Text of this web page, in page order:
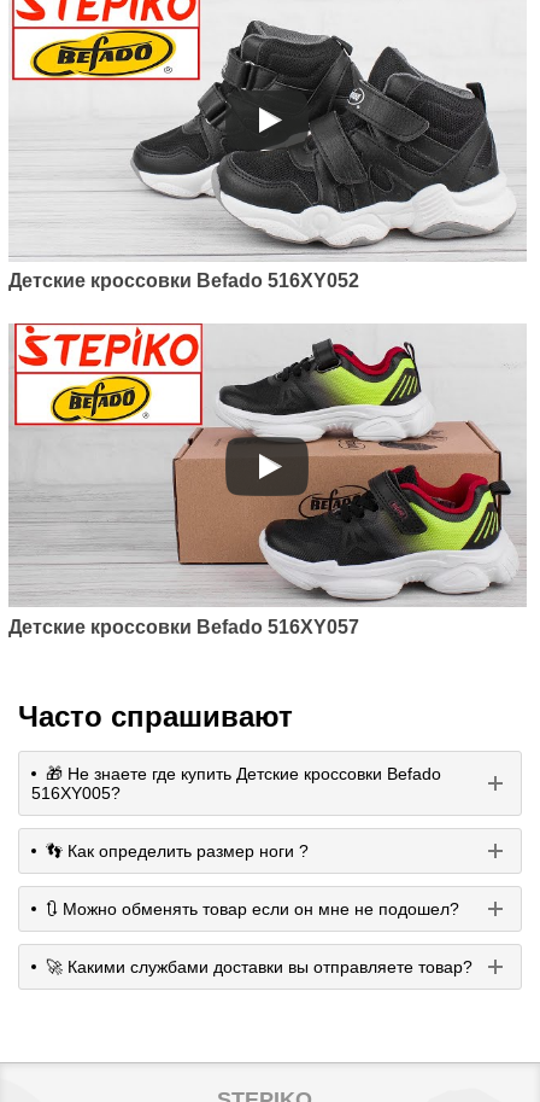
Детские кроссовки Befado 516XY052
Детские кроссовки Befado 516XY057
Часто спрашивают
🎁 Не знаете где купить Детские кроссовки Befado
516XY005?
👣 Как определить размер ноги ?
🔃 Можно обменять товар если он мне не подошел?
🚀 Какими службами доставки вы отправляете товар?